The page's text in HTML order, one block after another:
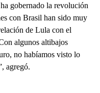
gobernado la revolución
con Brasil han sido muy
de Lula con el
algunos altibajos
no habíamos visto lo
agregó.